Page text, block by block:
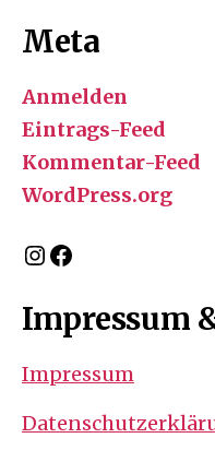
Meta
Anmelden
Eintrags-Feed
Kommentar-Feed
WordPress.org
Instagram
Facebook
Impressum
Impressum